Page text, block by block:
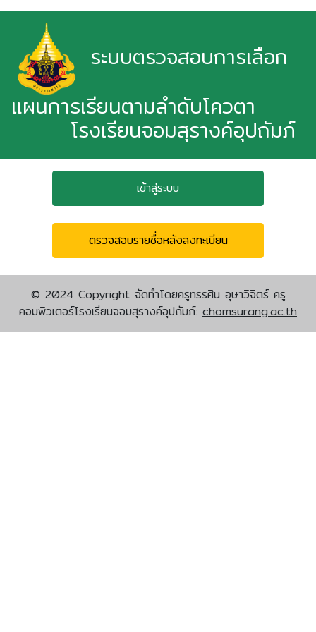
ระบบตรวจสอบการเลือก
แผนการเรียนตามลำดับโควตา
โรงเรียนจอมสุรางค์อุปถัมภ์
เข้าสู่ระบบ
ตรวจสอบรายชื่อหลังลงทะเบียน
© 2024 Copyright จัดทำโดยครูทรรศิน อุษาวิจิตร์ ครู
คอมพิวเตอร์โรงเรียนจอมสุรางค์อุปถัมภ์: chomsurang.ac.th